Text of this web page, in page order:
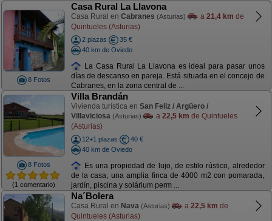
8 Fotos
Casa Rural La Llavona
Casa Rural en Cabranes (Asturias) a 21,4 km de
Quintueles (Asturias)
2 plazas
35 €
40 km de Oviedo
La Casa Rural La Llavona es ideal para pasar unos
días de descanso en pareja. Está situada en el concejo de
Cabranes, en la zona central de ...
8 Fotos
(1 comentario)
Villa Brandán
Vivienda turística en San Feliz / Argüero /
Villaviciosa (Asturias) a 22,5 km de Quintueles
(Asturias)
12+1 plazas
40 €
40 km de Oviedo
Es una propiedad de lujo, de estilo rústico, alrededor
de la casa, una amplia finca de 4000 m2 con pomarada,
jardín, piscina y solárium perm ...
Na´Bolera
Casa Rural en Nava (Asturias) a 22,5 km de
Quintueles (Asturias)